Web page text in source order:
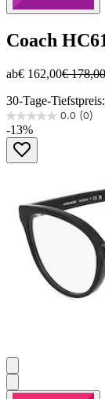
Coach
ab€ 162,00€ 178,00
30-Tage-
0.0 (0)
0.0
von
Sternen.
-13%